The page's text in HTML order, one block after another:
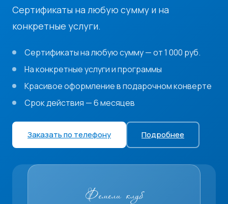
Сертификаты на любую сумму и на
конкретные услуги.
Сертификаты на любую сумму — от 1 000 руб.
На конкретные услуги и программы
Красивое оформление в подарочном конверте
Срок действия — 6 месяцев
Заказать по телефону Подробнее
Фемели клуб